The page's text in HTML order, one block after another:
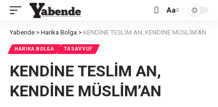
Font
Resizer
Aa
Yabende > Harika Bolga > KENDİNE TESLİM AN, KENDİNE MÜSLİM’AN
HARIKA BOLGA TASAVVUF
KENDİNE TESLİM AN,
KENDİNE MÜSLİM’AN